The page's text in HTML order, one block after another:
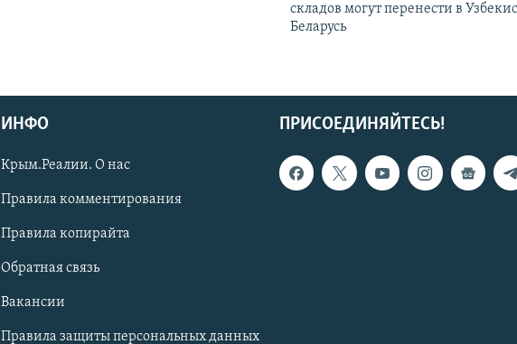
складов могут перенести в
Беларусь
ПРИСОЕДИНЯЙТЕСЬ!
ИНФО
Крым.Реалии. О нас
Правила комментирования
Правила копирайта
Обратная связь
Вакансии
Правила защиты персональных данных